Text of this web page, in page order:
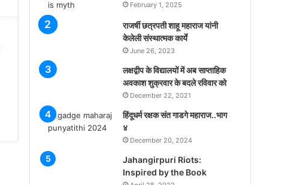
February 1, 2025
राजर्षी छत्रपती शाहू महाराज यांनी
केलेली संस्थात्मक कार्ये
June 26, 2023
लक्षद्वीप के विद्यालयों में अब साप्ताहिक
अवकाश शुक्रवार के बदले रविवार को
December 22, 2021
हिंदूधर्म रक्षक संत गाडगे महाराज..भाग
४
December 20, 2024
Jahangirpuri Riots:
Inspired by the Book